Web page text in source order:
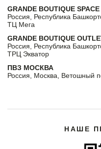
GRANDE BOUTIQUE SPACE
Россия, Республика
ТЦ Мега
GRANDE BOUTIQUE
Россия, Республика
ТРЦ Экватор
ПВЗ МОСКВА
Россия, Москва, Ветошный
НАШЕ